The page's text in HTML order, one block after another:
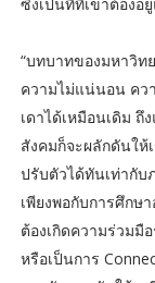
“บทบาทของมหาวิท
ความไม่แน่นอน คว
เดาได้เหมือนเดิม ถึ
สังคมก็จะผลักดันให้
ปรับตัวได้ทันเท่ากับ
เพียงพอกับการศึกษ
ต้องเกิดความร่วมมื
หรือเป็นการ